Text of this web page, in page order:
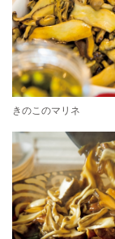
きのこのマリネ